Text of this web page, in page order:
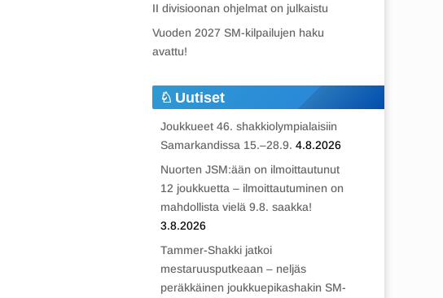
II divisioonan ohjelmat on julkaistu
Vuoden 2027 SM-kilpailujen haku
avattu!
Uutiset
Joukkueet 46. shakkiolympialaisiin
Samarkandissa 15.–28.9. 4.8.2026
Nuorten JSM:ään on ilmoittautunut
12 joukkuetta – ilmoittautuminen on
mahdollista vielä 9.8. saakka!
3.8.2026
Tammer-Shakki jatkoi
mestaruusputkeaan – neljäs
peräkkäinen joukkuepikashakin SM-